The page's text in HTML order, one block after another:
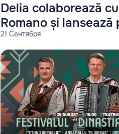
21 Сентября
Delia colaborează
Romano și lansează
"Miami"